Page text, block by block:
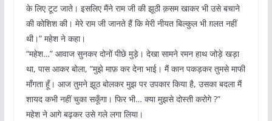
के लिए टूट जाते। इसलिए मैंने राम जी की झूठी क़सम खाकर भी उसे बचाने
की कोशिश की। मेरे राम जी जानते हैं कि मेरी नीयत बिल्कुल भी ग़लत नहीं
थी।” महेश ने कहा।
“महेश…” आवाज सुनकर दोनों पीछे मुड़े। देखा सामने रमन हाथ जोड़े खड़ा
था, पास आकर बोला, “मुझे माफ़ कर देना भाई। मैं कान पकड़कर तुमसे माफी
माँगता हूँ। आज तुमने झूठ बोलकर मुझ पर उपकार किया है, उसका बदला मैं
शायद कभी नहीं चुका सकूँगा। फिर भी… क्या मुझसे दोस्ती करोगे ?”
महेश ने आगे बढ़कर उसे गले लगा लिया।